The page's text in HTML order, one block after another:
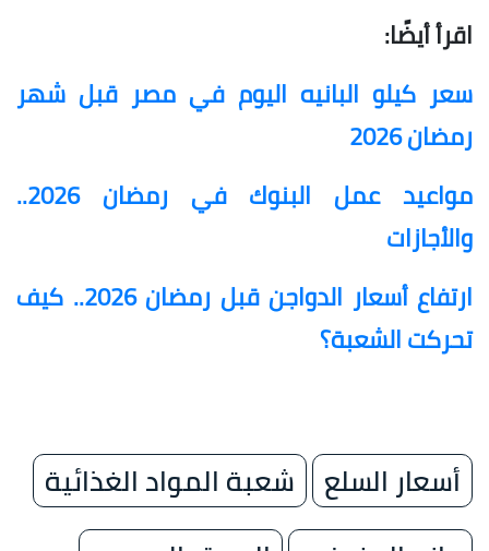
اقرأ أيضًا:
سعر كيلو البانيه اليوم في مصر قبل شهر
رمضان 2026
مواعيد عمل البنوك في رمضان 2026..
والأجازات
ارتفاع أسعار الدواجن قبل رمضان 2026.. كيف
تحركت الشعبة؟
أسعار السلع
شعبة المواد الغذائية